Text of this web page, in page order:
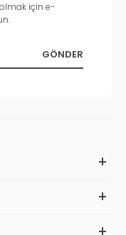
için e-